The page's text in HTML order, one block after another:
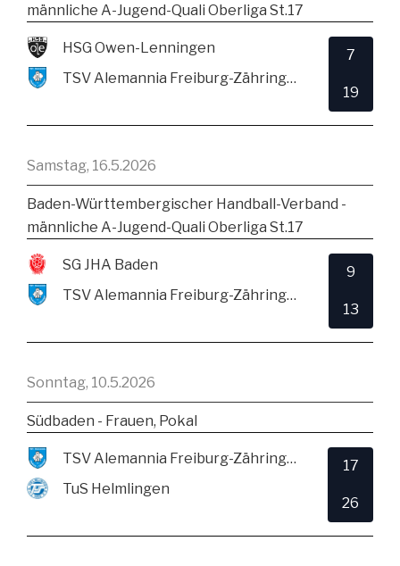
männliche A-Jugend-Quali Oberliga St.17
HSG Owen-Lenningen
TSV Alemannia Freiburg-Zähringen
7
19
Samstag, 16.5.2026
Baden-Württembergischer Handball-Verband -
männliche A-Jugend-Quali Oberliga St.17
SG JHA Baden
TSV Alemannia Freiburg-Zähringen
9
13
Sonntag, 10.5.2026
Südbaden - Frauen, Pokal
TSV Alemannia Freiburg-Zähringen
TuS Helmlingen
17
26